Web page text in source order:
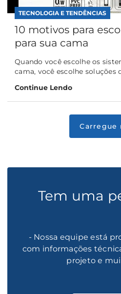
TECNOLOGIA E TENDÊNCIAS
10 motivos para
para sua cama
Quando você escolhe os
cama, você escolhe soluções
Continue Lendo
Tem uma
- Nossa equipe está
com informações
projeto e